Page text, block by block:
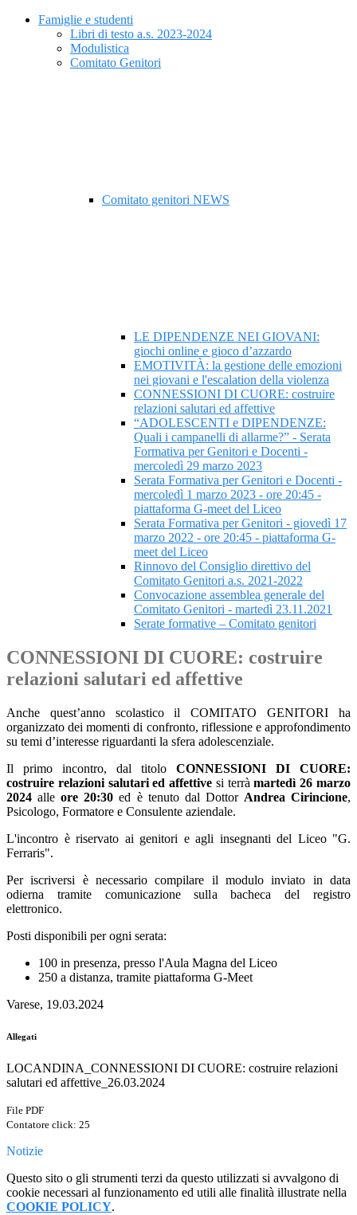
Famiglie e studenti
Libri di testo a.s. 2023-2024
Modulistica
Comitato Genitori
Comitato genitori NEWS
LE DIPENDENZE NEI GIOVANI:
giochi online e gioco d’azzardo
EMOTIVITÀ: la gestione delle emozioni
nei giovani e l'escalation della violenza
CONNESSIONI DI CUORE: costruire
relazioni salutari ed affettive
“ADOLESCENTI e DIPENDENZE:
Quali i campanelli di allarme?” - Serata
Formativa per Genitori e Docenti -
mercoledì 29 marzo 2023
Serata Formativa per Genitori e Docenti -
mercoledì 1 marzo 2023 - ore 20:45 -
piattaforma G-meet del Liceo
Serata Formativa per Genitori - giovedì 17
marzo 2022 - ore 20:45 - piattaforma G-
meet del Liceo
Rinnovo del Consiglio direttivo del
Comitato Genitori a.s. 2021-2022
Convocazione assemblea generale del
Comitato Genitori - martedì 23.11.2021
Serate formative – Comitato genitori
CONNESSIONI DI CUORE: costruire
relazioni salutari ed affettive
Anche quest’anno scolastico il COMITATO GENITORI ha
organizzato dei momenti di confronto, riflessione e approfondimento
su temi d’interesse riguardanti la sfera adolescenziale.
Il primo incontro, dal titolo CONNESSIONI DI CUORE:
costruire relazioni salutari ed affettive si terràmartedì 26 marzo
2024alleore 20:30 ed è tenuto dal Dottor Andrea Cirincione,
Psicologo, Formatore e Consulente aziendale.
L'incontro è riservato ai genitori e agli insegnanti del Liceo "G.
Ferraris".
Per iscriversi è necessario compilare il modulo inviato in data
odierna tramite comunicazione sulla bacheca del registro
elettronico.
Posti disponibili per ogni serata:
100 in presenza, presso l'Aula Magna del Liceo
250 a distanza, tramite piattaforma G-Meet
Varese, 19.03.2024
Allegati
LOCANDINA_CONNESSIONI DI CUORE: costruire relazioni
salutari ed affettive_26.03.2024
File PDF
Contatore click: 25
Notizie
Questo sito o gli strumenti terzi da questo utilizzati si avvalgono di
cookie necessari al funzionamento ed utili alle finalità illustrate nella
COOKIE POLICY.